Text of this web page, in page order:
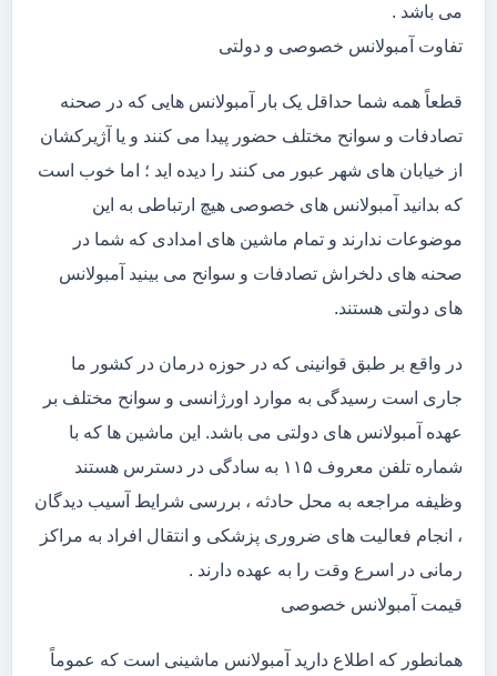
می باشد .
تفاوت آمبولانس خصوصی و دولتی
قطعاً همه شما حداقل یک بار آمبولانس هایی که در صحنه
تصادفات و سوانح مختلف حضور پیدا می کنند و یا آژیرکشان
از خیابان های شهر عبور می کنند را دیده اید ؛ اما خوب است
که بدانید آمبولانس های خصوصی هیچ ارتباطی به این
موضوعات ندارند و تمام ماشین های امدادی که شما در
صحنه های دلخراش تصادفات و سوانح می بینید آمبولانس
های دولتی هستند.
در واقع بر طبق قوانینی که در حوزه درمان در کشور ما
جاری است رسیدگی به موارد اورژانسی و سوانح مختلف بر
عهده آمبولانس های دولتی می باشد. این ماشین ها که با
شماره تلفن معروف ۱۱۵ به سادگی در دسترس هستند
وظیفه مراجعه به محل حادثه ، بررسی شرایط آسیب دیدگان
، انجام فعالیت های ضروری پزشکی و انتقال افراد به مراکز
رمانی در اسرع وقت را به عهده دارند .
قیمت آمبولانس خصوصی
همانطور که اطلاع دارید آمبولانس ماشینی است که عموماً